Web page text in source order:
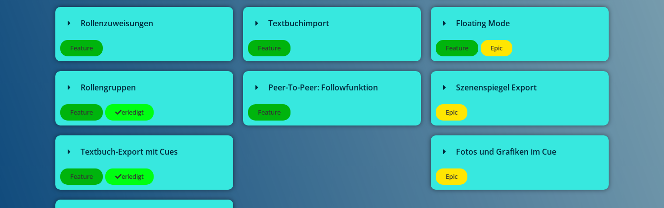
Rollenzuweisungen
Feature
Rollengruppen
Feature erledigt
Textbuch-Export mit Cues
Feature erledigt
Textbuchimport
Feature
Peer-To-Peer: Followfunktion
Feature
Floating Mode
Feature Epic
Szenenspiegel Export
Epic
Fotos und Grafiken im Cue
Epic